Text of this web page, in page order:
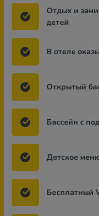
Отдых и
детей
В отеле
Открытый
Бассейн с
Детское
Бесплатный